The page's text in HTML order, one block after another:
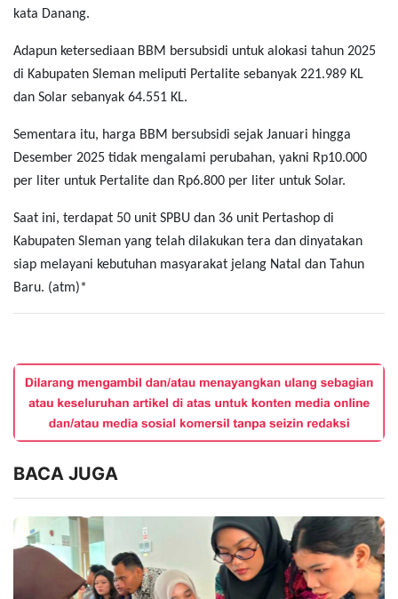
kata Danang.
Adapun ketersediaan BBM bersubsidi untuk alokasi tahun 2025
di Kabupaten Sleman meliputi Pertalite sebanyak 221.989 KL
dan Solar sebanyak 64.551 KL.
Sementara itu, harga BBM bersubsidi sejak Januari hingga
Desember 2025 tidak mengalami perubahan, yakni Rp10.000
per liter untuk Pertalite dan Rp6.800 per liter untuk Solar.
Saat ini, terdapat 50 unit SPBU dan 36 unit Pertashop di
Kabupaten Sleman yang telah dilakukan tera dan dinyatakan
siap melayani kebutuhan masyarakat jelang Natal dan Tahun
Baru. (atm)*
BACA JUGA